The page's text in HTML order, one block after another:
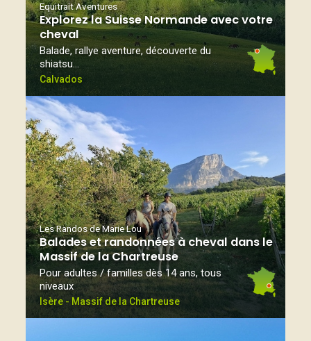
Equitrait Aventures
Explorez la Suisse Normande avec votre
cheval
Balade, rallye aventure, découverte du
shiatsu…
Calvados
Les Randos de Marie Lou
Balades et randonnées à cheval dans le
Massif de la Chartreuse
Pour adultes / familles dès 14 ans, tous
niveaux
Isère - Massif de la Chartreuse